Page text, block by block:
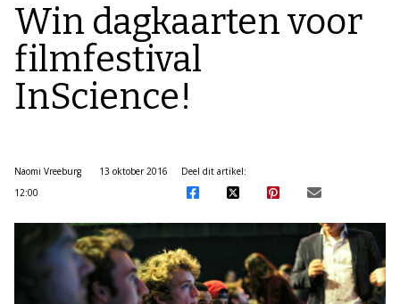
Win dagkaarten voor
filmfestival
InScience!
Naomi Vreeburg
13 oktober 2016
12:00
Deel dit artikel: